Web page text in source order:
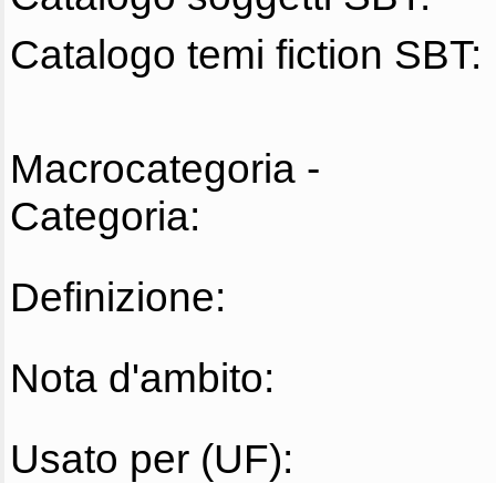
Catalogo temi fiction SBT:
Macrocategoria -
Categoria:
Definizione:
Nota d'ambito:
Usato per (UF):